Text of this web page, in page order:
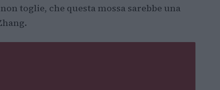
toglie, che questa mossa sarebbe una